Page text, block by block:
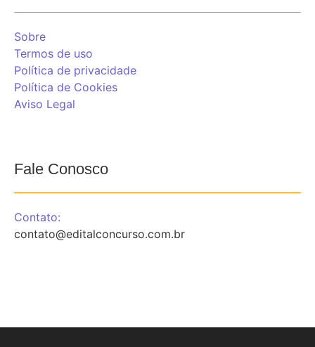
Sobre
Termos de uso
Política de privacidade
Política de Cookies
Aviso Legal
Fale Conosco
Contato:
contato@editalconcurso.com.br